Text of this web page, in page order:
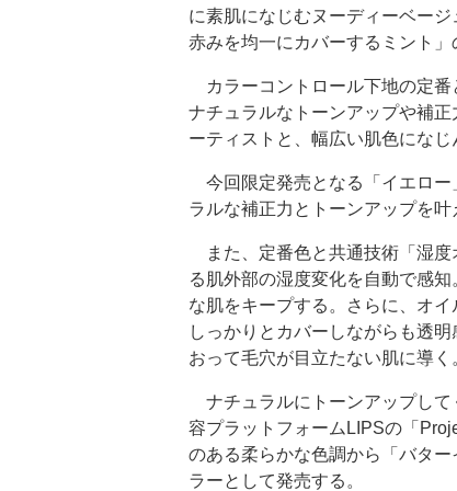
に素肌になじむヌーディーベー
赤みを均一にカバーするミント」
カラーコントロール下地の定番
ナチュラルなトーンアップや補
ーティストと、幅広い肌色にな
今回限定発売となる「イエロー
ラルな補正力とトーンアップを叶
また、定番色と共通技術「湿度
る肌外部の湿度変化を自動で感
な肌をキープする。さらに、オ
しっかりとカバーしながらも透
おって毛穴が目立たない肌に導く
ナチュラルにトーンアップして
容プラットフォームLIPSの「
のある柔らかな色調から「バタ
ラーとして発売する。